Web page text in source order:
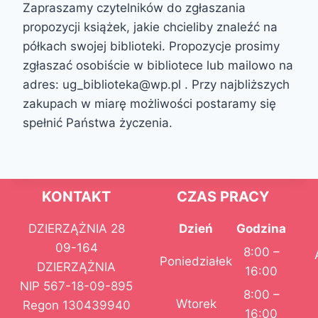
Zapraszamy czytelników do zgłaszania
propozycji książek, jakie chcieliby znaleźć na
półkach swojej biblioteki. Propozycje prosimy
zgłaszać osobiście w bibliotece lub mailowo na
adres: ug_biblioteka@wp.pl . Przy najbliższych
zakupach w miarę możliwości postaramy się
spełnić Państwa życzenia.
KONTAKT
DZIERZĄŻNIA 28
09-164
DZIERZĄŻNIA
NIP 567-18-09-895
Regon 130439940
CZAS PRACY
Dzień Godzina
Poniedziałek
8:00 –
16:00
Wtorek
8:00 –
16:00